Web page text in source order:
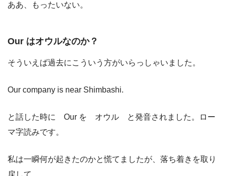
ああ、もったいない。
Our はオウルなのか？
そういえば過去にこういう方がいらっしゃいました。
Our company is near Shimbashi.
と話した時に Our を オウル と発音されました。ロー
マ字読みです。
私は一瞬何が起きたのかと慌てましたが、落ち着きを取り